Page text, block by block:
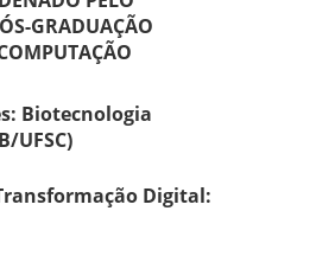
GRADUAÇÃO
Biotecnologia
UFSC)
Digital: